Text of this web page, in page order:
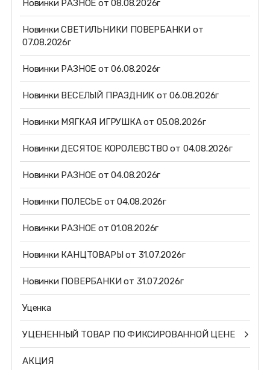
Новинки РАЗНОЕ от 08.08.2026г
Новинки СВЕТИЛЬНИКИ ПОВЕРБАНКИ от
07.08.2026г
Новинки РАЗНОЕ от 06.08.2026г
Новинки ВЕСЕЛЫЙ ПРАЗДНИК от 06.08.2026г
Новинки МЯГКАЯ ИГРУШКА от 05.08.2026г
Новинки ДЕСЯТОЕ КОРОЛЕВСТВО от 04.08.2026г
Новинки РАЗНОЕ от 04.08.2026г
Новинки ПОЛЕСЬЕ от 04.08.2026г
Новинки РАЗНОЕ от 01.08.2026г
Новинки КАНЦТОВАРЫ от 31.07.2026г
Новинки ПОВЕРБАНКИ от 31.07.2026г
Уценка
УЦЕНЕННЫЙ ТОВАР ПО ФИКСИРОВАННОЙ ЦЕНЕ
АКЦИЯ